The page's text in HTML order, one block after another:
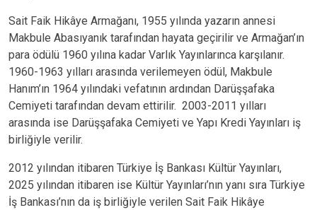
Sait Faik Hikâye Armağanı, 1955 yılında yazarın annesi
Makbule Abasıyanık tarafından hayata geçirilir ve Armağan’ın
para ödülü 1960 yılına kadar Varlık Yayınlarınca karşılanır.
1960-1963 yılları arasında verilemeyen ödül, Makbule
Hanım’ın 1964 yılındaki vefatının ardından Darüşşafaka
Cemiyeti tarafından devam ettirilir. 2003-2011 yılları
arasında ise Darüşşafaka Cemiyeti ve Yapı Kredi Yayınları iş
birliğiyle verilir.
2012 yılından itibaren Türkiye İş Bankası Kültür Yayınları,
2025 yılından itibaren ise Kültür Yayınları’nın yanı sıra Türkiye
İş Bankası’nın da iş birliğiyle verilen Sait Faik Hikâye